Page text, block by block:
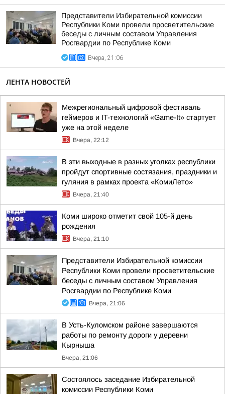
Представители Избирательной комиссии
Республики Коми провели просветительские
беседы с личным составом Управления
Росгвардии по Республике Коми
Вчера, 21:06
ЛЕНТА НОВОСТЕЙ
Межрегиональный цифровой фестиваль
геймеров и IT-технологий «Game-It» стартует
уже на этой неделе
Вчера, 22:12
В эти выходные в разных уголках республики
пройдут спортивные состязания, праздники и
гуляния в рамках проекта «КомиЛето»
Вчера, 21:40
Коми широко отметит свой 105-й день
рождения
Вчера, 21:10
Представители Избирательной комиссии
Республики Коми провели просветительские
беседы с личным составом Управления
Росгвардии по Республике Коми
Вчера, 21:06
В Усть-Куломском районе завершаются
работы по ремонту дороги у деревни
Кырныша
Вчера, 21:06
Состоялось заседание Избирательной
комиссии Республики Коми